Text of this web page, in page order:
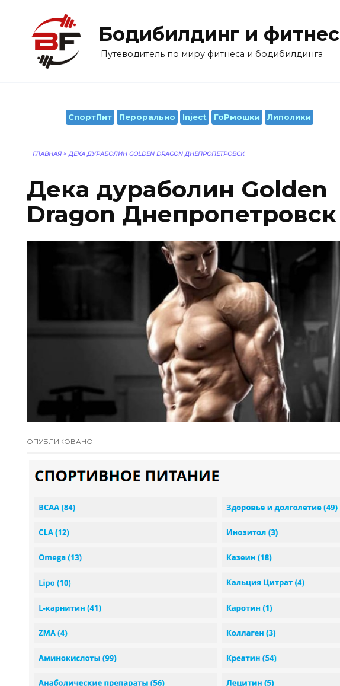
содержанию
Бодибилдинг и фитнес
Путеводитель по миру фитнеса и бодибилдинга
СпортПит Перорально Inject ГоРмошки Липолики
ГЛАВНАЯ > ДЕКА ДУРАБОЛИН GOLDEN DRAGON ДНЕПРОПЕТРОВСК
Дека дураболин Golden
Dragon Днепропетровск
ОПУБЛИКОВАНО